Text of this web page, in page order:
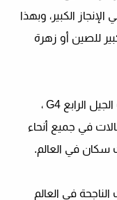
الإنجاز الكبير، وبهذا
للصين أو زهرة
الرابع 4 G ،
في جميع أنحاء
سكان في العالم.
في العالم